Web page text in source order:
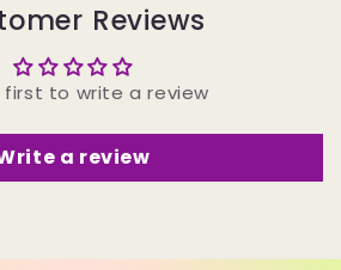
Reviews
first to write a review
a review